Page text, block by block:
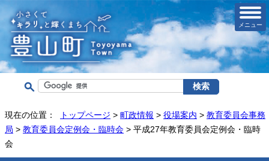
メニュー
現在の位置： トップページ > 町政情報 > 役場案内 > 教育委員会事務
局 > 教育委員会定例会・臨時会 > 平成27年教育委員会定例会・臨時
会